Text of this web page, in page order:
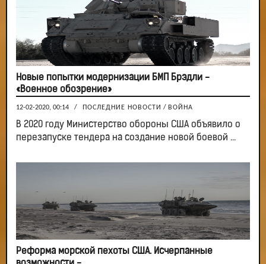
Новые попытки модернизации БМП Брэдли -
«Военное обозрение»
12-02-2020, 00:14 / ПОСЛЕДНИЕ НОВОСТИ / ВОЙНА
В 2020 году Министерство обороны США объявило о
перезапуске тендера на создание новой боевой ...
Реформа морской пехоты США. Исчерпанные